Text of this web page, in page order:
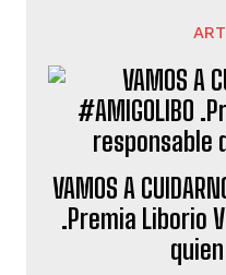
VAMOS A
.Premia Liborio